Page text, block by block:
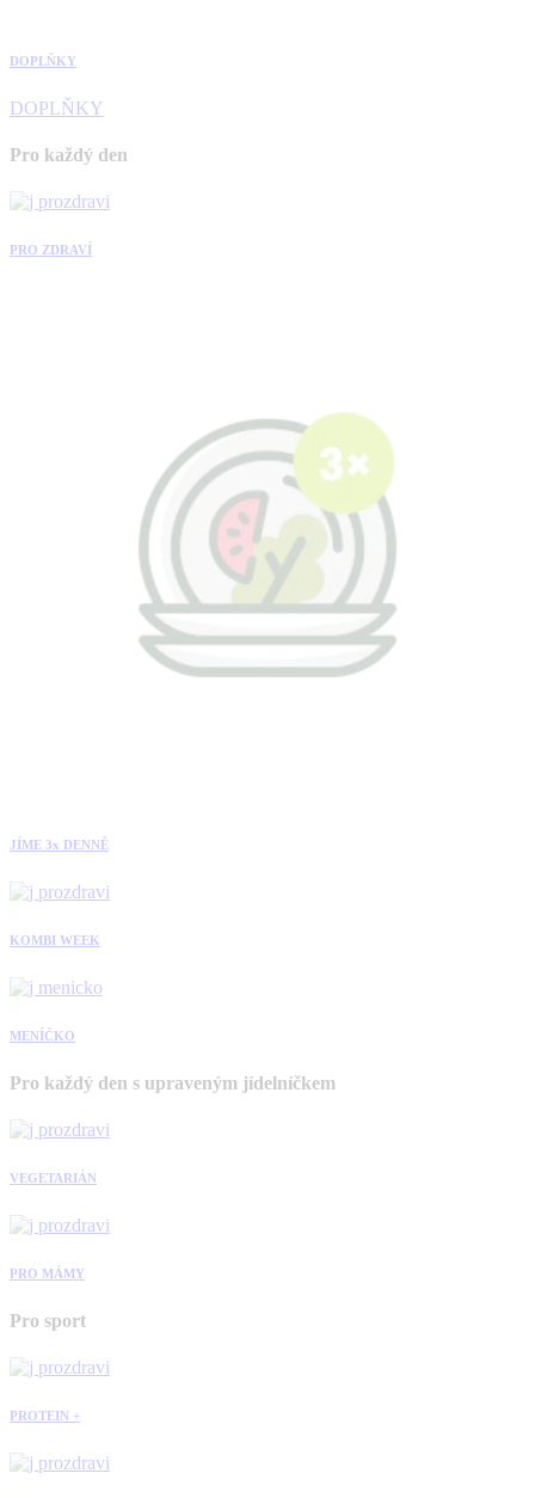
DOPLŇKY
DOPLŇKY
Pro každý den
PRO ZDRAVÍ
JÍME 3x DENNĚ
KOMBI WEEK
MENÍČKO
Pro každý den s upraveným jídelníčkem
VEGETARIÁN
PRO MÁMY
Pro sport
PROTEIN +